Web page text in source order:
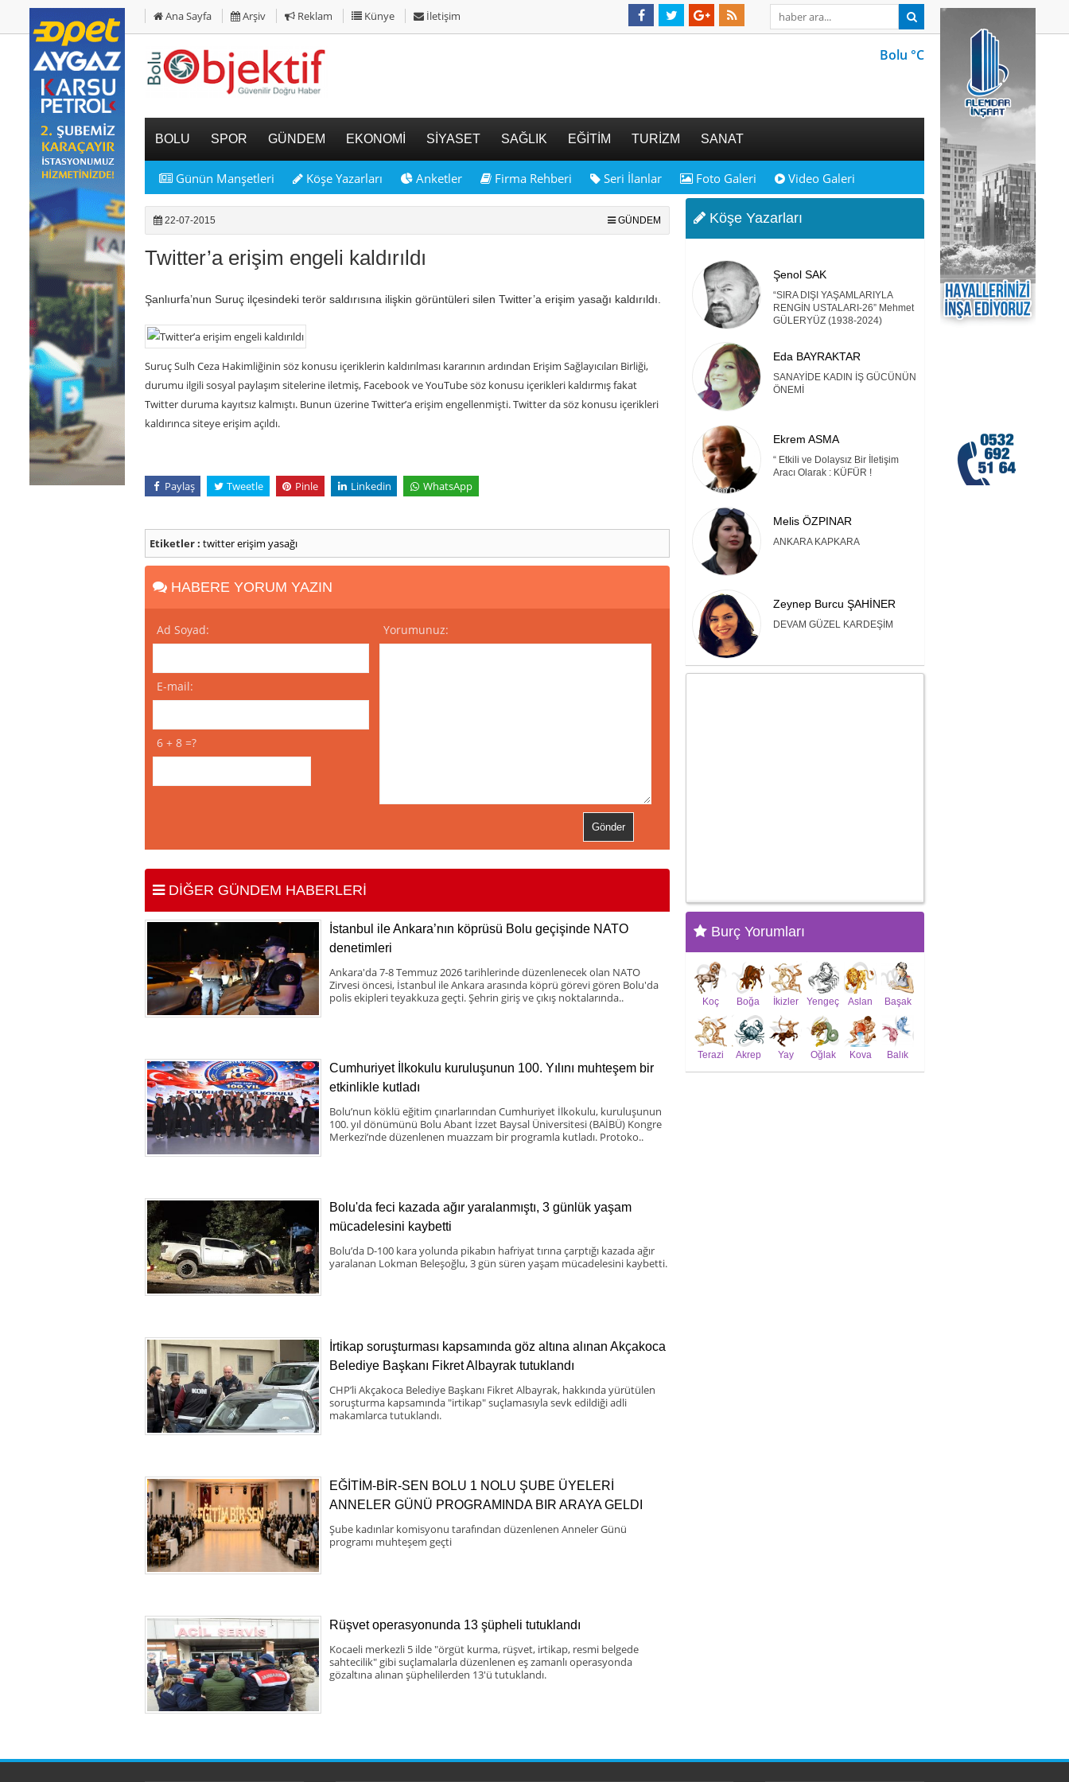
Ana Sayfa Arşiv Reklam Künye İletişim
Bolu °C
BOLU SPOR GÜNDEM EKONOMİ SİYASET SAĞLIK EĞİTİM TURİZM SANAT
Günün Manşetleri Köşe Yazarları Anketler Firma Rehberi Seri İlanlar Foto Galeri Video Galeri
22-07-2015 GÜNDEM
Twitter’a erişim engeli kaldırıldı
Şanlıurfa’nun Suruç ilçesindeki terör saldırısına ilişkin görüntüleri silen Twitter’a erişim yasağı kaldırıldı.
Suruç Sulh Ceza Hakimliğinin söz konusu içeriklerin kaldırılması kararının ardından Erişim Sağlayıcıları Birliği,
durumu ilgili sosyal paylaşım sitelerine iletmiş, Facebook ve YouTube söz konusu içerikleri kaldırmış fakat
Twitter duruma kayıtsız kalmıştı. Bunun üzerine Twitter’a erişim engellenmişti. Twitter da söz konusu içerikleri
kaldırınca siteye erişim açıldı.
Paylaş Tweetle Pinle Linkedin WhatsApp
Etiketler : twittererişim yasağı
HABERE YORUM YAZIN
Ad Soyad:
E-mail:
6 + 8 =?
Yorumunuz:
DİĞER GÜNDEM HABERLERİ
İstanbul ile Ankara’nın köprüsü Bolu geçişinde NATO
denetimleri
Ankara'da 7-8 Temmuz 2026 tarihlerinde düzenlenecek olan NATO
Zirvesi öncesi, İstanbul ile Ankara arasında köprü görevi gören Bolu'da
polis ekipleri teyakkuza geçti. Şehrin giriş ve çıkış noktalarında..
Cumhuriyet İlkokulu kuruluşunun 100. Yılını muhteşem bir
etkinlikle kutladı
Bolu’nun köklü eğitim çınarlarından Cumhuriyet İlkokulu, kuruluşunun
100. yıl dönümünü Bolu Abant İzzet Baysal Üniversitesi (BAİBÜ) Kongre
Merkezi’nde düzenlenen muazzam bir programla kutladı. Protoko..
Bolu'da feci kazada ağır yaralanmıştı, 3 günlük yaşam
mücadelesini kaybetti
Bolu’da D-100 kara yolunda pikabın hafriyat tırına çarptığı kazada ağır
yaralanan Lokman Beleşoğlu, 3 gün süren yaşam mücadelesini kaybetti.
İrtikap soruşturması kapsamında göz altına alınan Akçakoca
Belediye Başkanı Fikret Albayrak tutuklandı
CHP’li Akçakoca Belediye Başkanı Fikret Albayrak, hakkında yürütülen
soruşturma kapsamında "irtikap" suçlamasıyla sevk edildiği adli
makamlarca tutuklandı.
EĞİTİM-BİR-SEN BOLU 1 NOLU ŞUBE ÜYELERİ
ANNELER GÜNÜ PROGRAMINDA BIR ARAYA GELDI
Şube kadınlar komisyonu tarafından düzenlenen Anneler Günü
programı muhteşem geçti
Rüşvet operasyonunda 13 şüpheli tutuklandı
Kocaeli merkezli 5 ilde "örgüt kurma, rüşvet, irtikap, resmi belgede
sahtecilik" gibi suçlamalarla düzenlenen eş zamanlı operasyonda
gözaltına alınan şüphelilerden 13'ü tutuklandı.
Köşe Yazarları
Şenol SAK
“SIRA DIŞI YAŞAMLARIYLA
RENGİN USTALARI-26” Mehmet
GÜLERYÜZ (1938-2024)
Eda BAYRAKTAR
SANAYİDE KADIN İŞ GÜCÜNÜN
ÖNEMİ
Ekrem ASMA
“ Etkili ve Dolaysız Bir İletişim
Aracı Olarak : KÜFÜR !
Melis ÖZPINAR
ANKARA KAPKARA
Zeynep Burcu ŞAHİNER
DEVAM GÜZEL KARDEŞİM
Burç Yorumları
Koç Boğa İkizler Yengeç Aslan Başak
Terazi Akrep Yay Oğlak Kova Balık